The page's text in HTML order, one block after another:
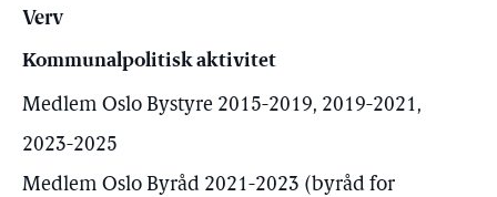
Verv
Kommunalpolitisk aktivitet
Medlem Oslo Bystyre 2015-2019, 2019-2021,
2023-2025
Medlem Oslo Byråd 2021-2023 (byråd for